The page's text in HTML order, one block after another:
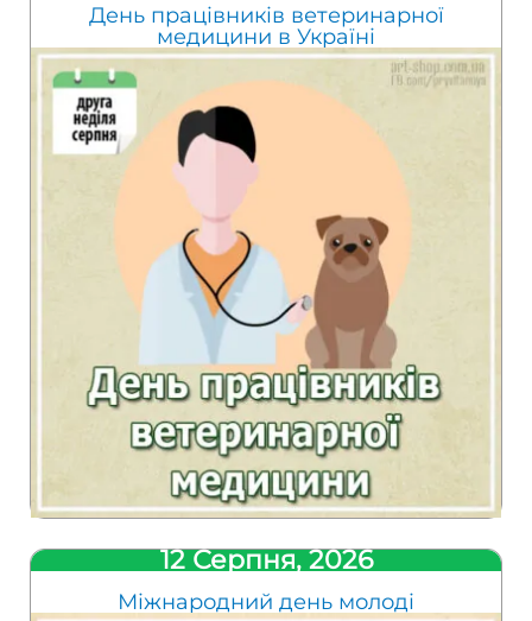
День працівників ветеринарної
медицини в Україні
12 Серпня, 2026
Міжнародний день молоді